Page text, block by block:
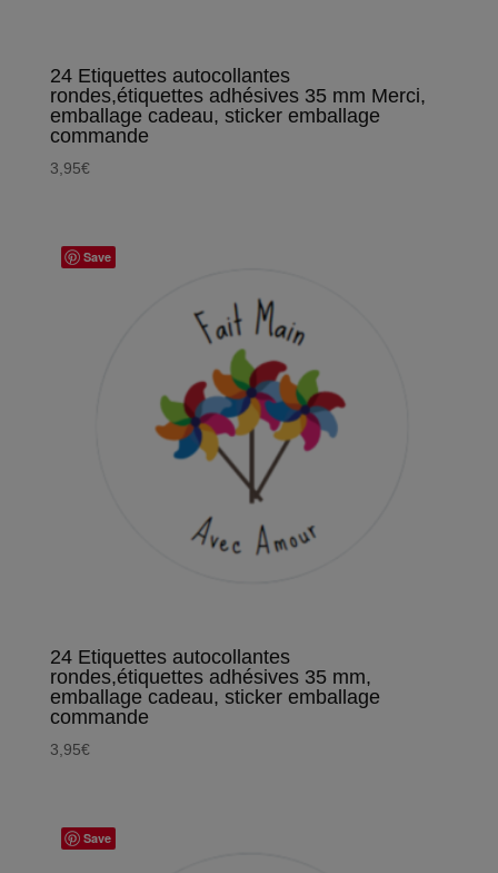
24 Etiquettes autocollantes
rondes,étiquettes adhésives 35 mm Merci,
emballage cadeau, sticker emballage
commande
3,95€
Save
24 Etiquettes autocollantes
rondes,étiquettes adhésives 35 mm,
emballage cadeau, sticker emballage
commande
3,95€
Save